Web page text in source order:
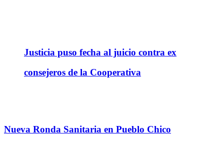
Justicia puso fecha al juicio contra ex
consejeros de la Cooperativa
Nueva Ronda Sanitaria en Pueblo Chico